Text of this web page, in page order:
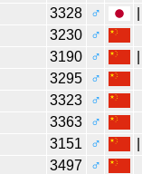
3328 ♂
3230
♂
3190 ♂
3295
♂
3323
♂
3363
♂
3151 ♂
3497
♂